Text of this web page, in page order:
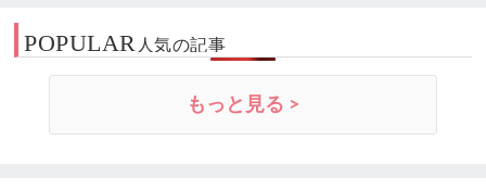
POPULAR 人気の記事
もっと見る >